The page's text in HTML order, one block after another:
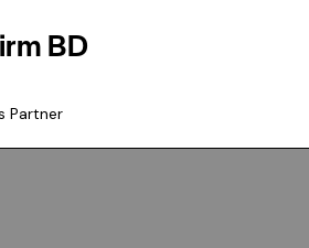
BD
Partner